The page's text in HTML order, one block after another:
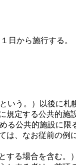
日から施行する。
う。）以後に
定する公共的
公共的施設に
、なお従前の例
る場合を含む